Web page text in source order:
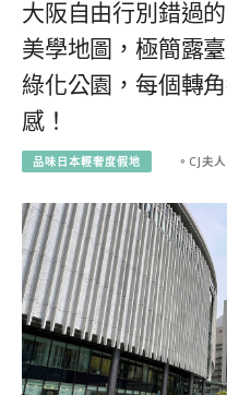
大阪自由行別錯過
美學地圖，極簡露
綠化公園，每個轉
感！
品味日本輕奢度假地 。CJ夫人